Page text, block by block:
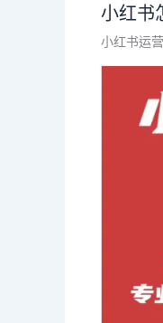
小红书
小红书运营